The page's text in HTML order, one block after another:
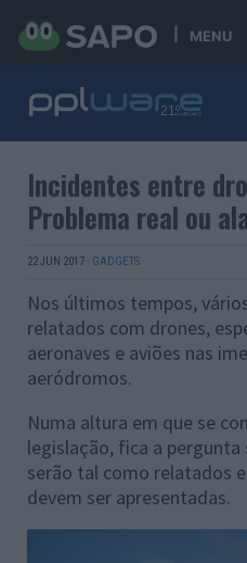
MENU
Incidentes entre
Problema real ou
22 JUN 2017 · GADGETS
Nos últimos tempos,
relatados com drones,
aeronaves e aviões nas
aeródromos.
Numa altura em que se
legislação, fica a
serão tal como relatados
devem ser apresentadas.